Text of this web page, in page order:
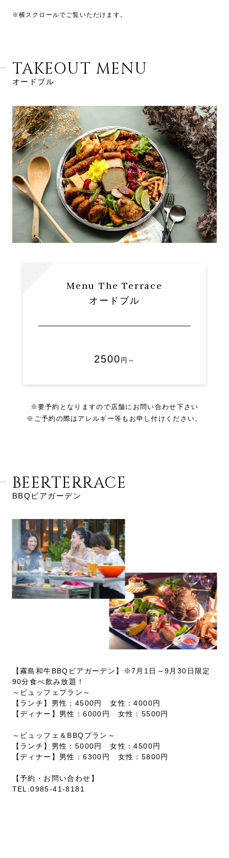
※横スクロールでご覧いただけます。
TAKEOUT MENU
オードブル
Menu The Terrace
オードブル
2500 円～
※要予約となりますので店舗にお問い合わせ下さい
※ご予約の際はアレルギー等もお申し付けください。
BEERTERRACE
BBQビアガーデン
【霧島和牛BBQビアガーデン】※7月1日～9月30日限定
90分食べ飲み放題！
～ビュッフェプラン～
【ランチ】男性：4500円 女性：4000円
【ディナー】男性：6000円 女性：5500円
～ビュッフェ＆BBQプラン～
【ランチ】男性：5000円 女性：4500円
【ディナー】男性：6300円 女性：5800円
【予約・お問い合わせ】
TEL:0985-41-8181